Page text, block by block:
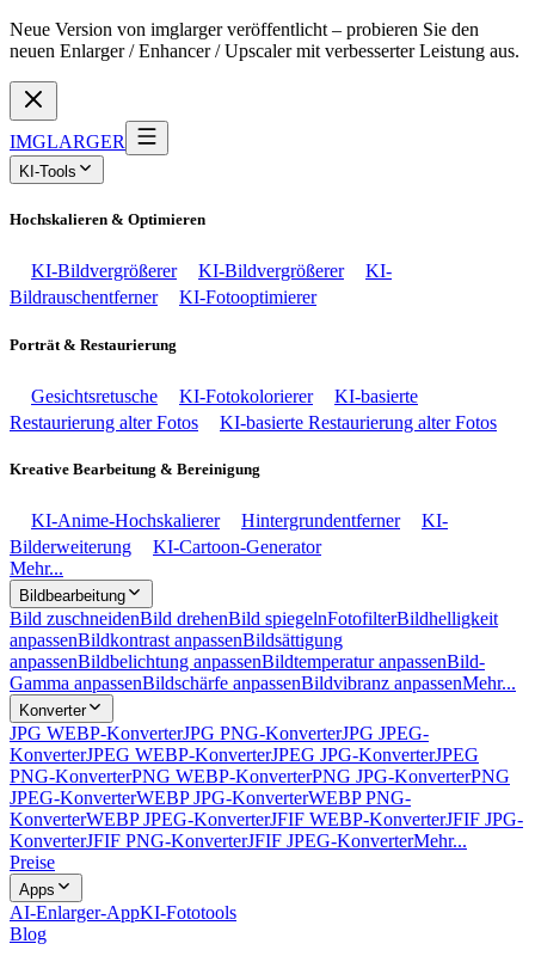
Neue Version von imglarger veröffentlicht – probieren Sie den
neuen Enlarger / Enhancer / Upscaler mit verbesserter Leistung aus.
IMGLARGER
KI-Tools
Hochskalieren & Optimieren
KI-Bildvergrößerer KI-Bildvergrößerer
KI-
Bildrauschentferner
KI-Fotooptimierer
Porträt & Restaurierung
Gesichtsretusche KI-Fotokolorierer
KI-basierte
Restaurierung alter Fotos
KI-basierte Restaurierung alter Fotos
Kreative Bearbeitung & Bereinigung
KI-Anime-Hochskalierer Hintergrundentferner
KI-
Bilderweiterung
KI-Cartoon-Generator
Mehr...
Bildbearbeitung
Bild zuschneidenBild drehenBild spiegelnFotofilterBildhelligkeit
anpassenBildkontrast anpassenBildsättigung
anpassenBildbelichtung anpassenBildtemperatur anpassenBild-
Gamma anpassenBildschärfe anpassenBildvibranz anpassenMehr...
Konverter
JPG WEBP-KonverterJPG PNG-KonverterJPG JPEG-
KonverterJPEG WEBP-KonverterJPEG JPG-KonverterJPEG
PNG-KonverterPNG WEBP-KonverterPNG JPG-KonverterPNG
JPEG-KonverterWEBP JPG-KonverterWEBP PNG-
KonverterWEBP JPEG-KonverterJFIF WEBP-KonverterJFIF JPG-
KonverterJFIF PNG-KonverterJFIF JPEG-KonverterMehr...
Preise
Apps
AI-Enlarger-AppKI-Fototools
Blog